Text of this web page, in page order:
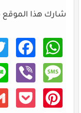
شارك هذا
What
sApp
Faceb
ook
er
Mess
age
Viber
Pinte
rest
Pocke